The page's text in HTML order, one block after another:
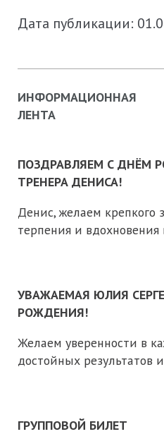
ИНФОРМАЦИОННАЯ
ЛЕНТА
ПОЗДРАВЛЯЕМ С ДНЁМ
ТРЕНЕРА ДЕНИСА!
Денис, желаем крепкого
терпения и
УВАЖАЕМАЯ ЮЛИЯ
РОЖДЕНИЯ!
Желаем уверенности в
достойных результатов
ГРУППОВОЙ БИЛЕТ
Дата публикации: